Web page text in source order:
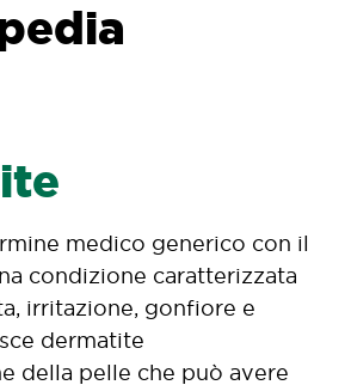
medico generico con il
condizione caratterizzata
irritazione, gonfiore e
dermatite
della pelle che può avere